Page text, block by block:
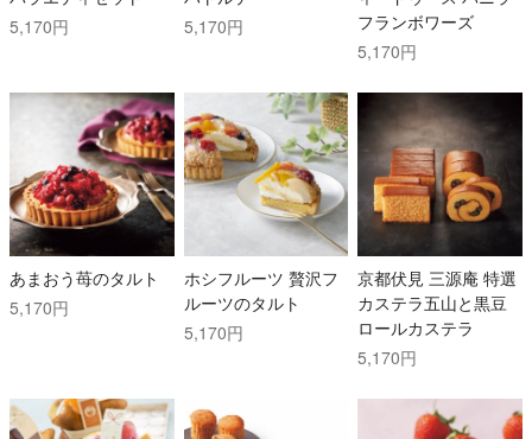
5,170円
5,170円
フランボワーズ
5,170円
あまおう苺のタルト
5,170円
ホシフルーツ 贅沢フ
ルーツのタルト
5,170円
京都伏見 三源庵 特選
カステラ五山と黒豆
ロールカステラ
5,170円